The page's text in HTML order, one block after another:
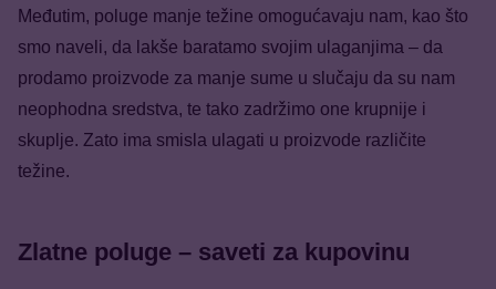
Međutim, poluge manje težine omogućavaju nam, kao što
smo naveli, da lakše baratamo svojim ulaganjima – da
prodamo proizvode za manje sume u slučaju da su nam
neophodna sredstva, te tako zadržimo one krupnije i
skuplje. Zato ima smisla ulagati u proizvode različite
težine.
Zlatne poluge – saveti za kupovinu